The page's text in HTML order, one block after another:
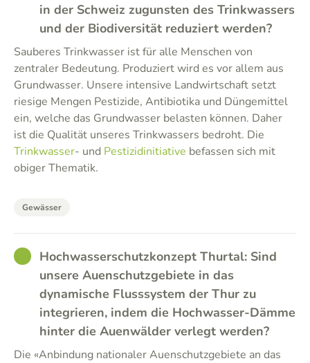
in der Schweiz zugunsten des Trinkwassers
und der Biodiversität reduziert werden?
Sauberes Trinkwasser ist für alle Menschen von
zentraler Bedeutung. Produziert wird es vor allem aus
Grundwasser. Unsere intensive Landwirtschaft setzt
riesige Mengen Pestizide, Antibiotika und Düngemittel
ein, welche das Grundwasser belasten können. Daher
ist die Qualität unseres Trinkwassers bedroht. Die
Trinkwasser- und Pestizidinitiative befassen sich mit
obiger Thematik.
Gewässer
GOODHochwasserschutzkonzept Thurtal: Sind
unsere Auenschutzgebiete in das
dynamische Flusssystem der Thur zu
integrieren, indem die Hochwasser-Dämme
hinter die Auenwälder verlegt werden?
Die «Anbindung nationaler Auenschutzgebiete an das